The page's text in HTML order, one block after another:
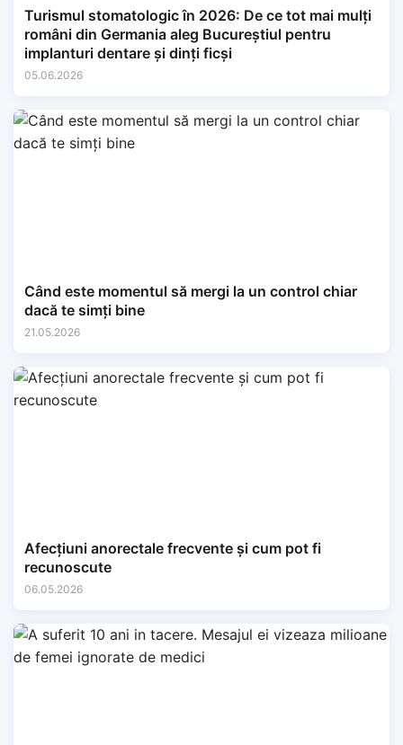
Turismul stomatologic în 2026: De ce tot mai mulți
români din Germania aleg Bucureștiul pentru
implanturi dentare și dinți ficși
05.06.2026
Când este momentul să mergi la un control chiar
dacă te simți bine
21.05.2026
Afecțiuni anorectale frecvente și cum pot fi
recunoscute
06.05.2026